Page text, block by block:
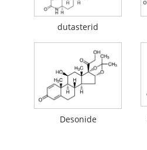
dutasterid
Desonide